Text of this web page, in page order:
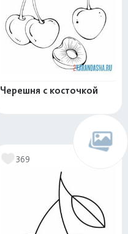
Черешня с косточкой
369